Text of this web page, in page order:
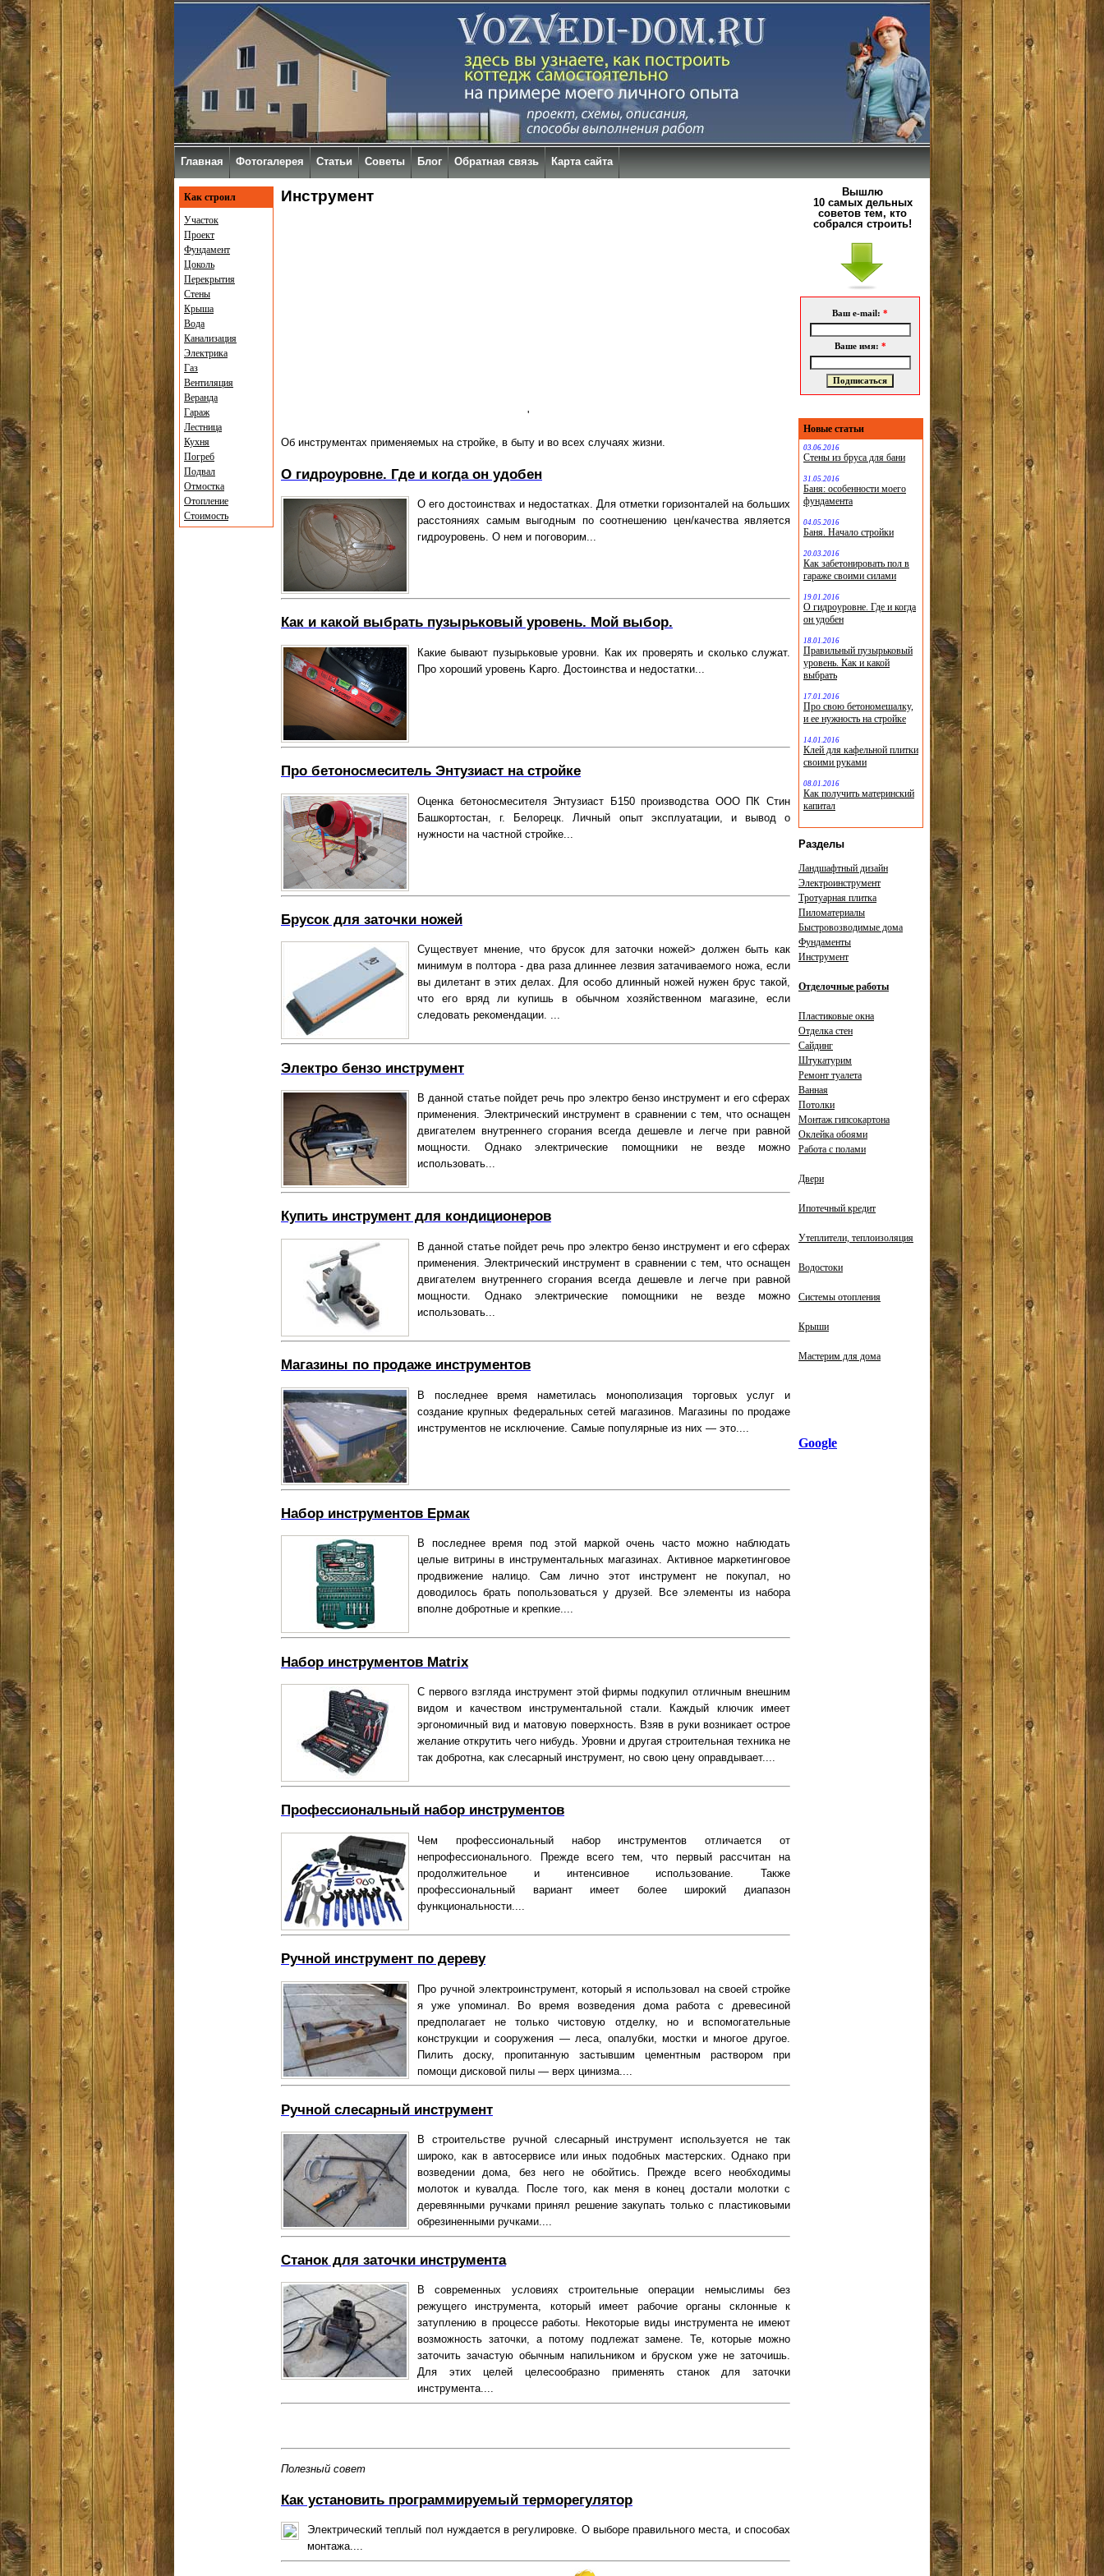
Инструмент
'
Об инструментах применяемых на стройке, в быту и во всех случаях жизни.
О гидроуровне. Где и когда он удобен
О его достоинствах и недостатках. Для отметки горизонталей на больших
расстояниях самым выгодным по соотнешению цен/качества является
гидроуровень. О нем и поговорим...
Как и какой выбрать пузырьковый уровень. Мой выбор.
Какие бывают пузырьковые уровни. Как их проверять и сколько служат.
Про хороший уровень Kapro. Достоинства и недостатки...
Про бетоносмеситель Энтузиаст на стройке
Оценка бетоносмесителя Энтузиаст Б150 производства ООО ПК Стин
Башкортостан, г. Белорецк. Личный опыт эксплуатации, и вывод о
нужности на частной стройке...
Брусок для заточки ножей
Существует мнение, что брусок для заточки ножей> должен быть как
минимум в полтора - два раза длиннее лезвия затачиваемого ножа, если
вы дилетант в этих делах. Для особо длинный ножей нужен брус такой,
что его вряд ли купишь в обычном хозяйственном магазине, если
следовать рекомендации. ...
Электро бензо инструмент
В данной статье пойдет речь про электро бензо инструмент и его сферах
применения. Электрический инструмент в сравнении с тем, что оснащен
двигателем внутреннего сгорания всегда дешевле и легче при равной
мощности. Однако электрические помощники не везде можно
использовать...
Купить инструмент для кондиционеров
В данной статье пойдет речь про электро бензо инструмент и его сферах
применения. Электрический инструмент в сравнении с тем, что оснащен
двигателем внутреннего сгорания всегда дешевле и легче при равной
мощности. Однако электрические помощники не везде можно
использовать...
Магазины по продаже инструментов
В последнее время наметилась монополизация торговых услуг и
создание крупных федеральных сетей магазинов. Магазины по продаже
инструментов не исключение. Самые популярные из них — это....
Набор инструментов Ермак
В последнее время под этой маркой очень часто можно наблюдать
целые витрины в инструментальных магазинах. Активное маркетинговое
продвижение налицо. Сам лично этот инструмент не покупал, но
доводилось брать попользоваться у друзей. Все элементы из набора
вполне добротные и крепкие....
Набор инструментов Matrix
С первого взгляда инструмент этой фирмы подкупил отличным внешним
видом и качеством инструментальной стали. Каждый ключик имеет
эргономичный вид и матовую поверхность. Взяв в руки возникает острое
желание открутить чего нибудь. Уровни и другая строительная техника не
так добротна, как слесарный инструмент, но свою цену оправдывает....
Профессиональный набор инструментов
Чем профессиональный набор инструментов отличается от
непрофессионального. Прежде всего тем, что первый рассчитан на
продолжительное и интенсивное использование. Также
профессиональный вариант имеет более широкий диапазон
функциональности....
Ручной инструмент по дереву
Про ручной электроинструмент, который я использовал на своей стройке
я уже упоминал. Во время возведения дома работа с древесиной
предполагает не только чистовую отделку, но и вспомогательные
конструкции и сооружения — леса, опалубки, мостки и многое другое.
Пилить доску, пропитанную застывшим цементным раствором при
помощи дисковой пилы — верх цинизма....
Ручной слесарный инструмент
В строительстве ручной слесарный инструмент используется не так
широко, как в автосервисе или иных подобных мастерских. Однако при
возведении дома, без него не обойтись. Прежде всего необходимы
молоток и кувалда. После того, как меня в конец достали молотки с
деревянными ручками принял решение закупать только с пластиковыми
обрезиненными ручками....
Станок для заточки инструмента
В современных условиях строительные операции немыслимы без
режущего инструмента, который имеет рабочие органы склонные к
затуплению в процессе работы. Некоторые виды инструмента не имеют
возможность заточки, а потому подлежат замене. Те, которые можно
заточить зачастую обычным напильником и бруском уже не заточишь.
Для этих целей целесообразно применять станок для заточки
инструмента....
Полезный совет
Как установить программируемый терморегулятор
Электрический теплый пол нуждается в регулировке. О выборе правильного места, и способах
монтажа....
Как строил
Участок
Проект
Фундамент
Цоколь
Перекрытия
Стены
Крыша
Вода
Канализация
Электрика
Газ
Вентиляция
Веранда
Гараж
Лестница
Кухня
Погреб
Подвал
Отмостка
Отопление
Стоимость
Вышлю
10 самых дельных
советов тем, кто
собрался строить!
Ваш e-mail: *
Ваше имя: *
Новые статьи
03.06.2016
Стены из бруса для бани
31.05.2016
Баня: особенности моего
фундамента
04.05.2016
Баня. Начало стройки
20.03.2016
Как забетонировать пол в
гараже своими силами
19.01.2016
О гидроуровне. Где и когда
он удобен
18.01.2016
Правильный пузырьковый
уровень. Как и какой
выбрать
17.01.2016
Про свою бетономешалку,
и ее нужность на стройке
14.01.2016
Клей для кафельной плитки
своими руками
08.01.2016
Как получить материнский
капитал
Разделы
Ландшафтный дизайн
Электроинструмент
Тротуарная плитка
Пиломатериалы
Быстровозводимые дома
Фундаменты
Инструмент
Отделочные работы
Пластиковые окна
Отделка стен
Сайдинг
Штукатурим
Ремонт туалета
Ванная
Потолки
Монтаж гипсокартона
Оклейка обоями
Работа с полами
Двери
Ипотечный кредит
Утеплители, теплоизоляция
Водостоки
Системы отопления
Крыши
Мастерим для дома
Google
Главная Фотогалерея Статьи Советы Блог Обратная связь Карта сайта